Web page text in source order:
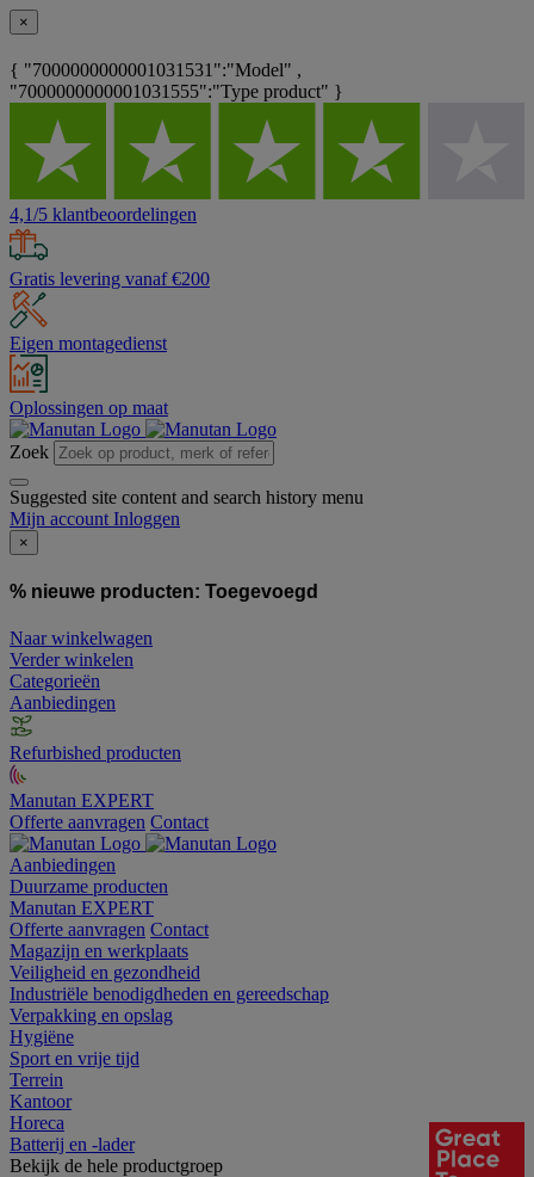
×
{ "7000000000001031531":"Model" ,
"7000000000001031555":"Type product" }
4,1/5 klantbeoordelingen
Gratis levering vanaf €200
Eigen montagedienst
Oplossingen op maat
Zoek
Suggested site content and search history menu
Mijn account Inloggen
×
% nieuwe producten: Toegevoegd
Naar winkelwagen
Verder winkelen
Categorieën
Aanbiedingen
Refurbished producten
Manutan EXPERT
Offerte aanvragen Contact
Aanbiedingen
Duurzame producten
Manutan EXPERT
Offerte aanvragen Contact
Magazijn en werkplaats
Veiligheid en gezondheid
Industriële benodigdheden en gereedschap
Verpakking en opslag
Hygiëne
Sport en vrije tijd
Terrein
Kantoor
Horeca
Batterij en -lader
Bekijk de hele productgroep